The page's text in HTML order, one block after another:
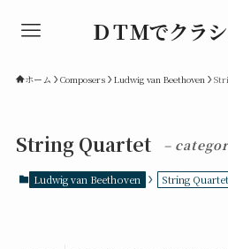
ＤＴＭでクラ
ホーム Composers Ludwig van Beethoven
String Quartet –
Ludwig van Beethoven String Quartet